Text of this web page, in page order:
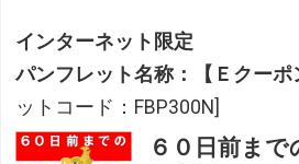
インターネット限定
パンフレット名称：【Ｅクーポ
ットコード：FBP300N]
６０日前ま